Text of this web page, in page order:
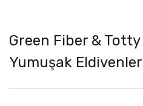
Green Fiber &
Yumuşak